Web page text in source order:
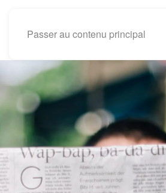
Passer au contenu principal